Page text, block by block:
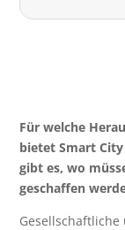
Für welche
bietet Smart
gibt es, wo
geschaffen